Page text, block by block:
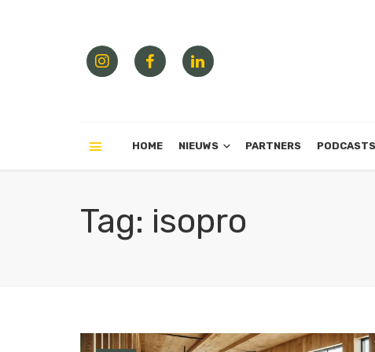
HOME NIEUWS PARTNERS PODCASTS
Tag: isopro